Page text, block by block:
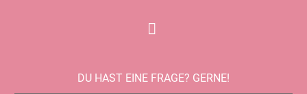
DU HAST EINE FRAGE? GERNE!